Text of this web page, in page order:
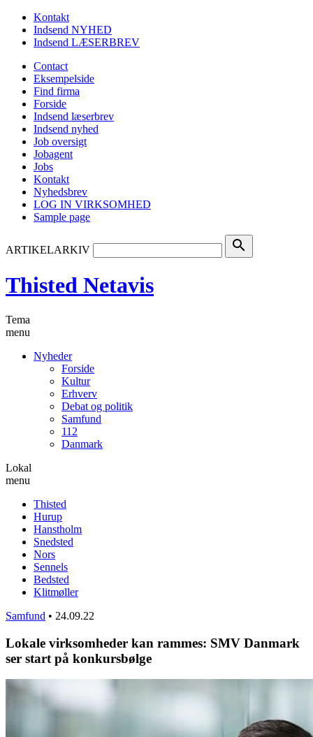
Kontakt
Indsend NYHED
Indsend LÆSERBREV
Contact
Eksempelside
Find firma
Forside
Indsend læserbrev
Indsend nyhed
Job oversigt
Jobagent
Jobs
Kontakt
Nyhedsbrev
LOG IN VIRKSOMHED
Sample page
ARTIKELARKIV search
Thisted Netavis
Tema
menu
Nyheder
Forside
Kultur
Erhverv
Debat og politik
Samfund
112
Danmark
Lokal
menu
Thisted
Hurup
Hanstholm
Snedsted
Nors
Sennels
Bedsted
Klitmøller
Samfund • 24.09.22
Lokale virksomheder kan rammes: SMV Danmark
ser start på konkursbølge